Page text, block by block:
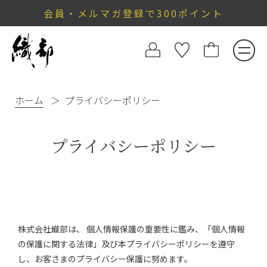
会員・メルマガ登録で300ポイント
ホーム プライバシーポリシー
プライバシーポリシー
株式会社織部は、 個人情報保護の重要性に鑑み、「個人情報
の保護に関する法律」及び本プライバシーポリシーを遵守
し、お客さまのプライバシー保護に努めます。